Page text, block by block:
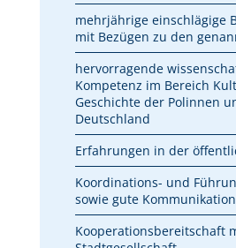
mehrjährige einschlägige
mit Bezügen zu den
hervorragende
Kompetenz im Bereich
Geschichte der Polinnen
Deutschland
Erfahrungen in der
Koordinations- und
sowie gute
Kooperationsbereitschaft